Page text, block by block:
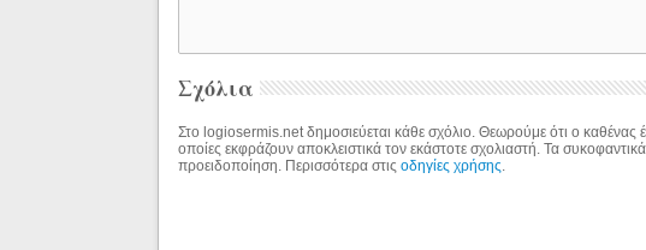
Σχόλια
Στο logiosermis.net δημοσιεύεται κάθε σχόλιο. Θεωρούμε ότι ο καθένας
οποίες εκφράζουν αποκλειστικά τον εκάστοτε σχολιαστή. Τα
προειδοποίηση. Περισσότερα στιςοδηγίες χρήσης